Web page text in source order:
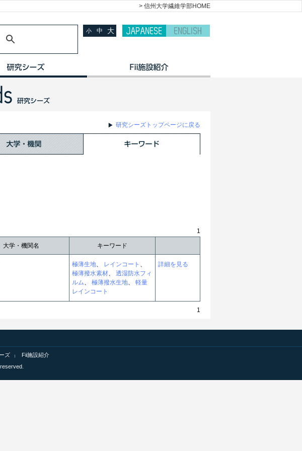
> 信州大学繊維学部HOME
小 中 大
研究シーズトップページに戻る
1
大学・機関名 キーワード
極薄生地、 レインコート 、
極薄撥水素材、
透湿防水フィ
ルム、 極薄撥水生地、
軽量
レインコート
詳細を見る
1
ズ
Fii施設紹介